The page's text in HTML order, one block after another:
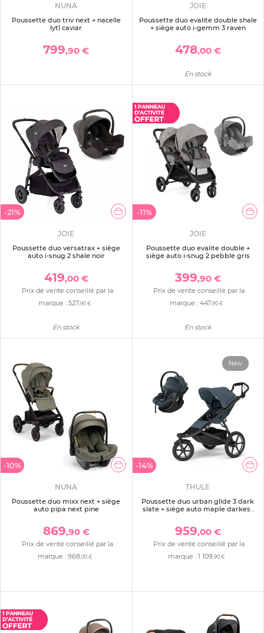
NUNA
Poussette duo triv next + nacelle
lytl caviar
799,90 €
JOIE
Poussette duo evalite double shale
+ siège auto i-gemm 3 raven
478,00 €
En stock
-21%
JOIE
Poussette duo versatrax + siège
auto i-snug 2 shale noir
419,00 €
Prix de vente conseillé par la
marque :527,90 €
En stock
-11%
JOIE
Poussette duo evalite double +
siège auto i-snug 2 pebble gris
399,90 €
Prix de vente conseillé par la
marque :447,90 €
En stock
-10%
NUNA
Poussette duo mixx next + siège
auto pipa next pine
869,90 €
Prix de vente conseillé par la
marque : 968,00 €
-14%
New
THULE
Poussette duo urban glide 3 dark
slate + siège auto maple darkest
959,00 €
Prix de vente conseillé par la
marque :1 109,90 €